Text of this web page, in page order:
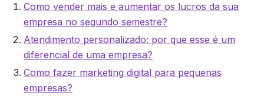
Como vender mais e aumentar os lucros da sua
empresa no segundo semestre?
Atendimento personalizado: por que esse é um
diferencial de uma empresa?
Como fazer marketing digital para pequenas
empresas?